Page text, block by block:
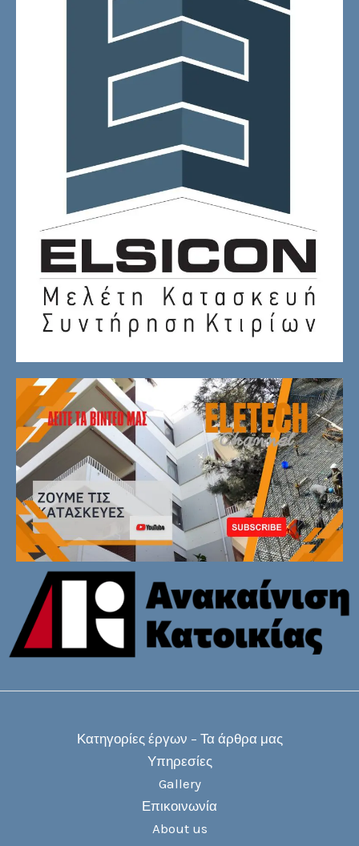
Κατηγορίες έργων – Τα άρθρα μας
Υπηρεσίες
Gallery
Επικοινωνία
About us